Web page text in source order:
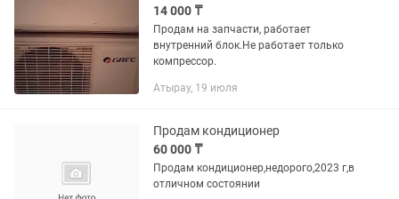
14 000 ₸
Продам на запчасти, работает
внутренний блок.Не работает только
компрессор.
Атырау, 19 июля
Продам кондиционер
60 000 ₸
Продам кондиционер,недорого,2023 г,в
отличном состоянии